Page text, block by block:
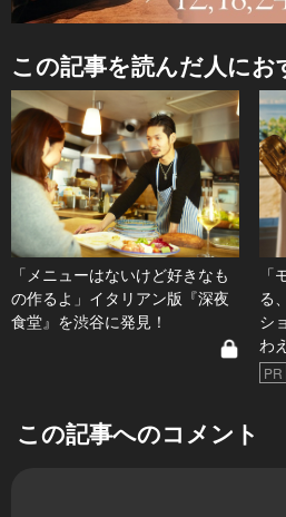
この記事を読んだ人にお
「メニューはないけど好きなも
の作るよ」イタリアン版『深夜
食堂』を渋谷に発見！
る
シ
わ
PR
この記事へのコメント